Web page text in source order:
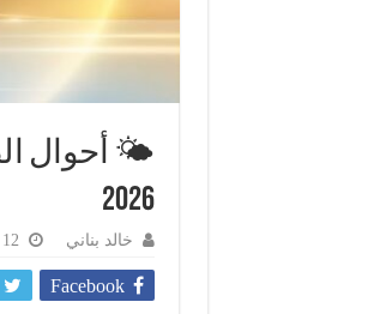
2026
خالد بناني 12 يونيو، 2026
Facebook